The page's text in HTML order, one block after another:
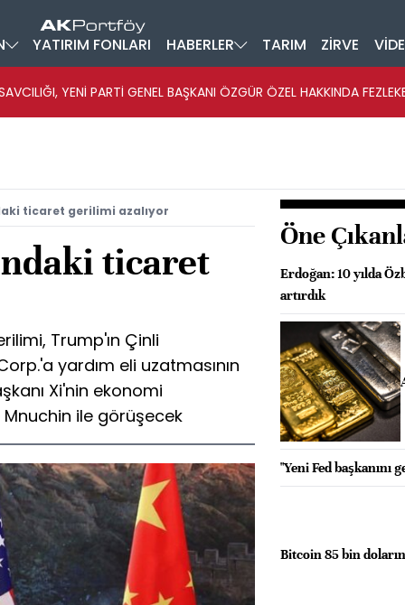
YATIRIM FONLARI HABERLER TARIM ZİRVE
YENİ PARTİ GENEL BAŞKANI ÖZGÜR ÖZEL HAKKINDA
ticaret gerilimi azalıyor
ticaret
Trump'ın Çinli
yardım eli uzatmasının
Xi'nin ekonomi
Mnuchin ile görüşecek
Öne
Erdoğan: 10 yılda
artırdık
"Yeni Fed başkanını
Bitcoin 85 bin